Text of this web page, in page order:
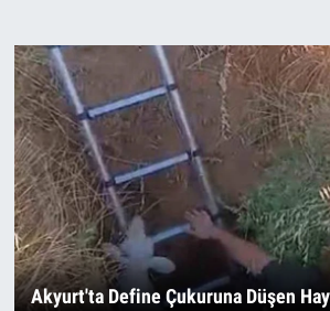
Akyurt'ta Define Çukuruna Düşen